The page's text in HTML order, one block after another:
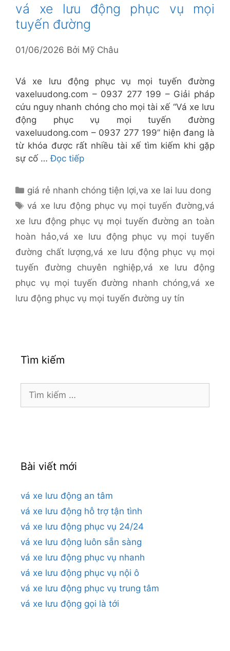
vá xe lưu động phục vụ mọi
tuyến đường
01/06/2026 Bởi Mỹ Châu
Vá xe lưu động phục vụ mọi tuyến đường
vaxeluudong.com – 0937 277 199 – Giải pháp
cứu nguy nhanh chóng cho mọi tài xế “Vá xe lưu
động phục vụ mọi tuyến đường
vaxeluudong.com – 0937 277 199” hiện đang là
từ khóa được rất nhiều tài xế tìm kiếm khi gặp
sự cố …Đọc tiếp
Danh
mục
giá rẻ nhanh chóng tiện lợi,va xe lai luu dong
Thẻ
vá xe lưu động phục vụ mọi tuyến đường,vá
xe lưu động phục vụ mọi tuyến đường an toàn
hoàn hảo,vá xe lưu động phục vụ mọi tuyến
đường chất lượng,vá xe lưu động phục vụ mọi
tuyến đường chuyên nghiệp,vá xe lưu động
phục vụ mọi tuyến đường nhanh chóng,vá xe
lưu động phục vụ mọi tuyến đường uy tín
Tìm kiếm
Tìm
kiếm
Bài viết mới
vá xe lưu động an tâm
vá xe lưu động hỗ trợ tận tình
vá xe lưu động phục vụ 24/24
vá xe lưu động luôn sẵn sàng
vá xe lưu động phục vụ nhanh
vá xe lưu động phục vụ nội ô
vá xe lưu động phục vụ trung tâm
vá xe lưu động gọi là tới